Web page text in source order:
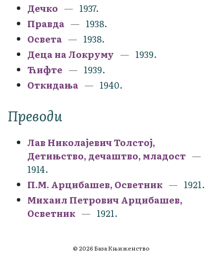
Дечко
1937.
Правда
1938.
Освета
1938.
Деца на Локруму
1939.
Ћифте
1939.
Откидања
1940.
Преводи
Лав Николајевич Толстој,
Детињство, дечаштво, младост
1914.
П.М. Арцибашев, Осветник
1921.
Михаил Петрович Арцибашев,
Осветник
1921.
© 2026 База Књиженство